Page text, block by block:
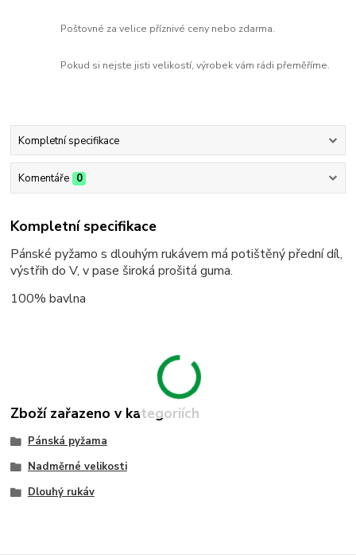
Poštovné za velice příznivé ceny nebo zdarma.
Pokud si nejste jisti velikostí, výrobek vám rádi přeměříme.
Kompletní specifikace
Komentáře 0
Kompletní specifikace
Pánské pyžamo s dlouhým rukávem má potištěný přední díl,
výstřih do V, v pase široká prošitá guma.
100% bavlna
Zboží zařazeno v kategoriích
Pánská pyžama
Nadměrné velikosti
Dlouhý rukáv